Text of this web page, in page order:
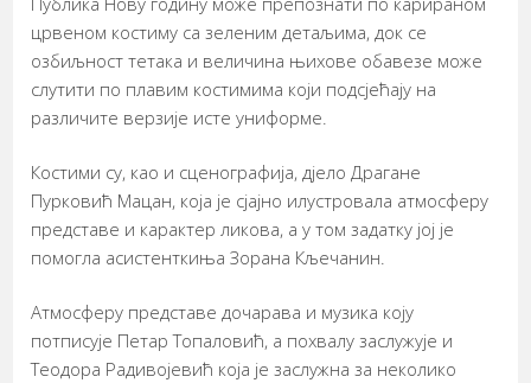
црвеном костиму са зеленим детаљима, док се
озбиљност тетака и величина њихове обавезе може
слутити по плавим костимима који подсјећају на
различите верзије исте униформе.
Костими су, као и сценографија, дјело Драгане
Пурковић Мацан, која је сјајно илустровала атмосферу
представе и карактер ликова, а у том задатку јој је
помогла асистенткиња Зорана Кљечанин.
Атмосферу представе дочарава и музика коју
потписује Петар Топаловић, а похвалу заслужује и
Теодора Радивојевић која је заслужна за неколико